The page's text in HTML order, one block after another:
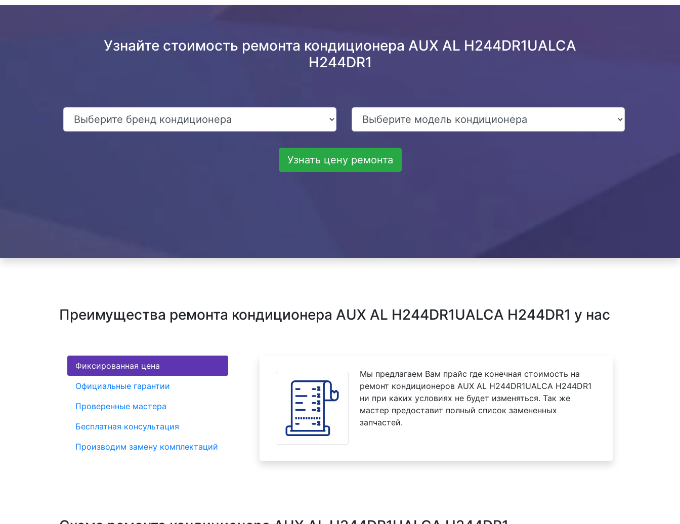
Узнайте стоимость ремонта кондиционера AUX AL H244DR1UALCA
H244DR1
Узнать цену ремонта
Преимущества ремонта кондиционера AUX AL H244DR1UALCA H244DR1 у нас
Фиксированная цена
Официальные гарантии
Проверенные мастера
Бесплатная консультация
Производим замену комплектаций
Мы предлагаем Вам прайс где конечная стоимость на
ремонт кондиционеров AUX AL H244DR1UALCA H244DR1
ни при каких условиях не будет изменяться. Так же
мастер предоставит полный список замененных
запчастей.